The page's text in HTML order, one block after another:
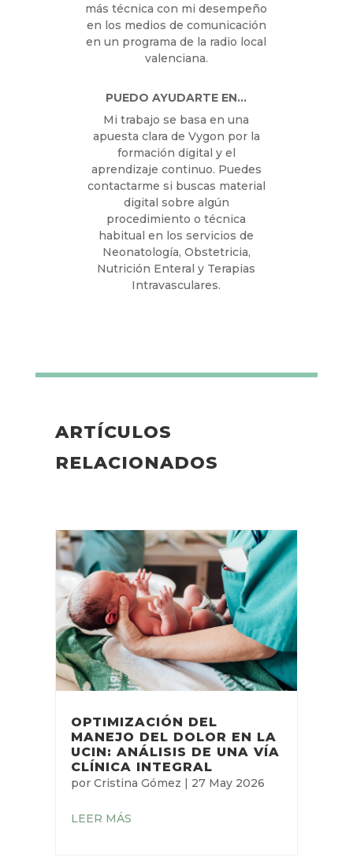
más técnica con mi desempeño
en los medios de comunicación
en un programa de la radio local
valenciana.
PUEDO AYUDARTE EN…
Mi trabajo se basa en una
apuesta clara de Vygon por la
formación digital y el
aprendizaje continuo. Puedes
contactarme si buscas material
digital sobre algún
procedimiento o técnica
habitual en los servicios de
Neonatología, Obstetricia,
Nutrición Enteral y Terapias
Intravasculares.
ARTÍCULOS
RELACIONADOS
OPTIMIZACIÓN DEL
MANEJO DEL DOLOR EN LA
UCIN: ANÁLISIS DE UNA VÍA
CLÍNICA INTEGRAL
por Cristina Gómez | 27 May 2026
LEER MÁS